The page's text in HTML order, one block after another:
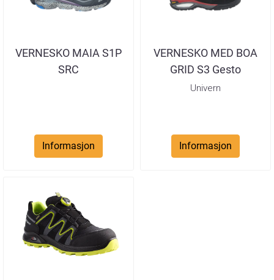
VERNESKO MAIA S1P
SRC
Informasjon
VERNESKO MED BOA
GRID S3 Gesto
Univern
Informasjon